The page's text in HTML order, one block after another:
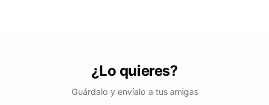
¿Lo quieres?
Guárdalo y envíalo a tus amigas